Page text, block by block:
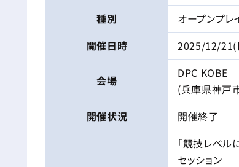
種別
オープンプレ
開催日時
2025/12/
会場
DPC KOBE
(兵庫県神戸
開催状況
開催終了
「競技レベ
セッション